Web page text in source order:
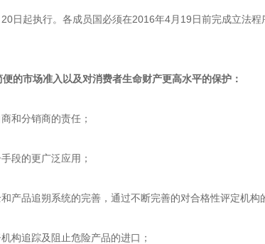
日起执行。各成员国必须在2016年4月19日前完成立法
的市场准入以及对消费者生命财产更高水平的保护：
和分销商的责任；
段的更广泛应用；
产品追朔系统的完善，通过不断完善的对合格性评定机构
构追踪及阻止危险产品的进口；